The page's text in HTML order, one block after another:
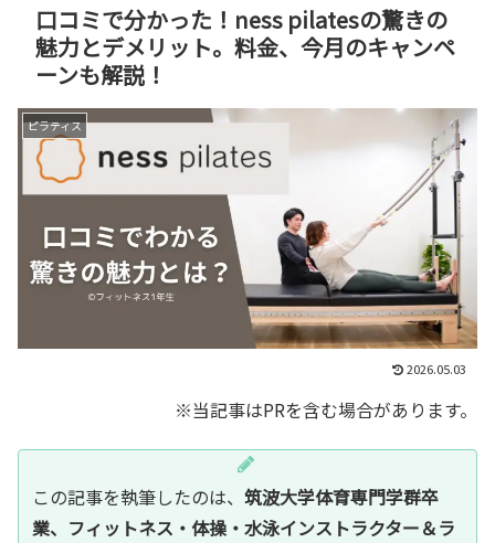
口コミで分かった！ness pilatesの驚きの
魅力とデメリット。料金、今月のキャンペ
ーンも解説！
ピラティス
2026.05.03
※当記事はPRを含む場合があります。
この記事を執筆したのは、 筑波大学体育専門学群卒
業、フィットネス・体操・水泳インストラクター＆ラ